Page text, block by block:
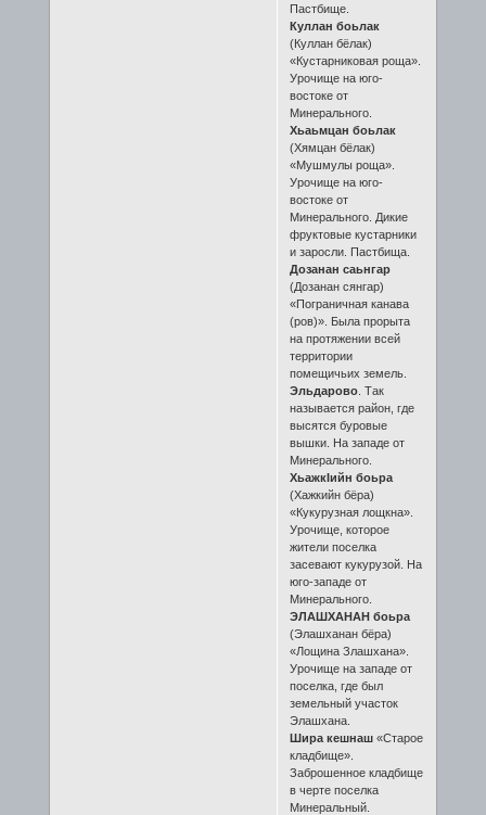
Пастбище.
Куллан боьлак
(Куллан бёлак)
«Кустарниковая роща».
Урочище на юго-
востоке от
Минерального.
Хьаьмцан боьлак
(Хямцан бёлак)
«Мушмулы роща».
Урочище на юго-
востоке от
Минерального. Дикие
фруктовые кустарники
и заросли. Пастбища.
Дозанан саьнгар
(Дозанан сянгар)
«Пограничная канава
(ров)». Была прорыта
на протяжении всей
территории
помещичьих земель.
Эльдарово. Так
называется район, где
высятся буровые
вышки. На западе от
Минерального.
ХьажкIийн боьра
(Хажкийн бёра)
«Кукурузная лощкна».
Урочище, которое
жители поселка
засевают кукурузой. На
юго-западе от
Минерального.
ЭЛАШХАНАН боьра
(Элашханан бёра)
«Лощина Злашхана».
Урочище на западе от
поселка, где был
земельный участок
Элашхана.
Шира кешнаш«Старое
кладбище».
Заброшенное кладбище
в черте поселка
Минеральный.